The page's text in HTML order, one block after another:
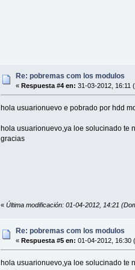
Re: pobremas com los modulos
« Respuesta #4 en: 31-03-2012, 16:11
hola usuarionuevo e pobrado por hdd
hola usuarionuevo,ya loe solucinado te
gracias
« Última modificación: 01-04-2012, 14:21
Re: pobremas com los modulos
« Respuesta #5 en: 01-04-2012, 16:30
hola usuarionuevo,ya loe solucinado te